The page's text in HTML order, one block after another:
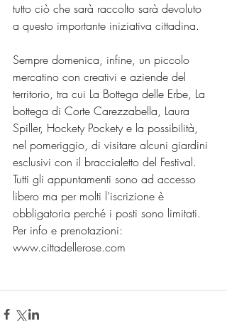
tutto ciò che sarà raccolto sarà devoluto
a questo importante iniziativa cittadina.
Sempre domenica, infine, un piccolo
mercatino con creativi e aziende del
territorio, tra cui La Bottega delle Erbe, La
bottega di Corte Carezzabella, Laura
Spiller, Hockety Pockety e la possibilità,
nel pomeriggio, di visitare alcuni giardini
esclusivi con il braccialetto del Festival.
Tutti gli appuntamenti sono ad accesso
libero ma per molti l’iscrizione è
obbligatoria perché i posti sono limitati.
Per info e prenotazioni:
www.cittadellerose.com